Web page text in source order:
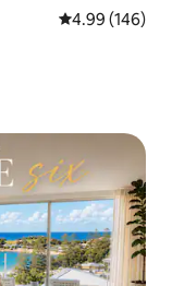
平均评分 4.99
4.99 (146)